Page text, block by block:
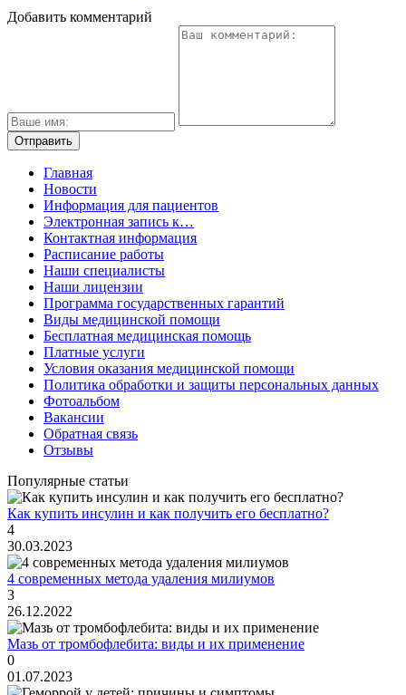
Добавить комментарий
Главная
Новости
Информация для пациентов
Электронная запись к…
Контактная информация
Расписание работы
Наши специалисты
Наши лицензии
Программа государственных гарантий
Виды медицинской помощи
Бесплатная медицинская помощь
Платные услуги
Условия оказания медицинской помощи
Политика обработки и защиты персональных данных
Фотоальбом
Вакансии
Обратная связь
Отзывы
Популярные статьи
Как купить инсулин и как получить его бесплатно?
4
30.03.2023
4 современных метода удаления милиумов
3
26.12.2022
Мазь от тромбофлебита: виды и их применение
0
01.07.2023